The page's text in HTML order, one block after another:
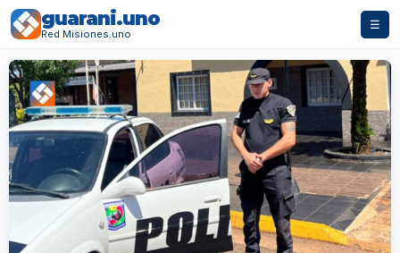
guarani.uno
Red Misiones.uno
☰